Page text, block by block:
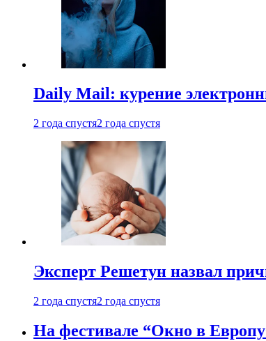
Daily Mail: курение
2 года спустя2 года спустя
Эксперт Решетун назвал
2 года спустя2 года спустя
На фестивале “Окно в